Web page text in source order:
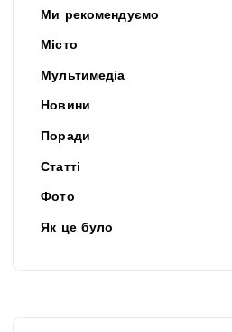
Ми рекомендуємо
Місто
Мультимедіа
Новини
Поради
Статті
Фото
Як це було